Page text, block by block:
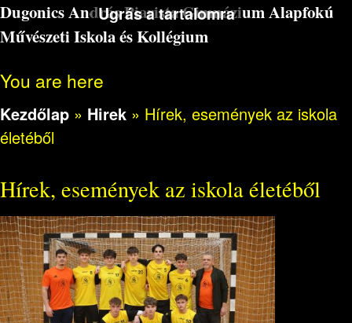
Ugrás a tartalomra
Dugonics András Piarista Gimnázium Alapfokú
Művészeti Iskola és Kollégium
You are here
Kezdőlap » Hirek » Hírek, események az iskola
életéből
Hírek, események az iskola életéből